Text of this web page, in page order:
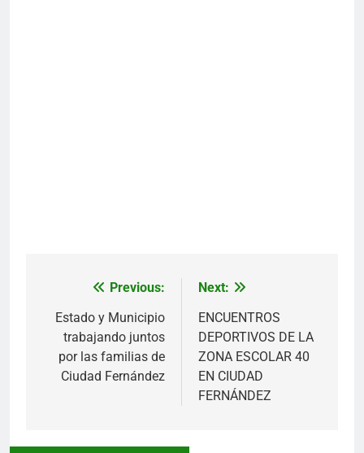
Navegación
de
entradas
Previous:
Estado y Municipio
trabajando juntos
por las familias de
Ciudad Fernández
Next:
ENCUENTROS
DEPORTIVOS DE LA
ZONA ESCOLAR 40
EN CIUDAD
FERNÁNDEZ